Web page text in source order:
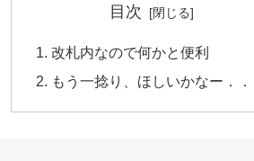
目次
改札内なので何かと便利
もう一捻り、ほしいかなー．．